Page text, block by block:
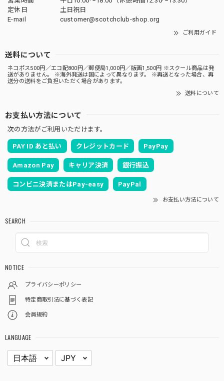
定休日
土日祝日
E-mail
customer@scotchclub-shop.org
ご利用ガイド
送料について
ネコポス500円／エコ配800円／郵便局1,000円／版画1,500円 ※スクール商品は発
送がありません。 ※海外発送は国によって異なります。 ※再送となった場合、再
送分の送料をご負担いただく場合があります。
送料について
お支払い方法について
次の方法がご利用いただけます。
PAY ID あと払い クレジットカード PayPay
Amazon Pay キャリア決済 銀行振込
コンビニ決済またはPay-easy PayPal
お支払い方法について
SEARCH
NOTICE
プライバシーポリシー
特定商取引法に基づく表記
会員規約
LANGUAGE